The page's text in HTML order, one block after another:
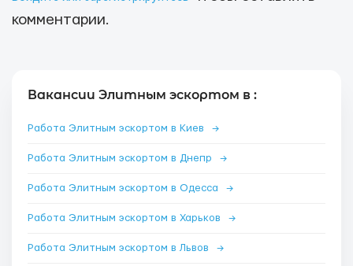
комментарии.
Вакансии Элитным эскортом в :
Работа Элитным эскортом в Киев →
Работа Элитным эскортом в Днепр →
Работа Элитным эскортом в Одесса →
Работа Элитным эскортом в Харьков →
Работа Элитным эскортом в Львов →